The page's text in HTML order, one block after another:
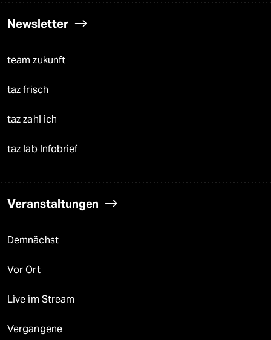
Newsletter
team zukunft
taz frisch
taz zahl ich
taz lab Infobrief
Veranstaltungen
Demnächst
Vor Ort
Live im Stream
Vergangene